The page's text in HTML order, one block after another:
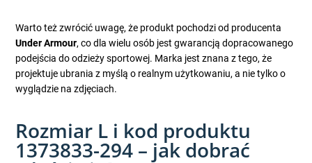
Warto też zwrócić uwagę, że produkt pochodzi od producenta
Under Armour, co dla wielu osób jest gwarancją dopracowanego
podejścia do odzieży sportowej. Marka jest znana z tego, że
projektuje ubrania z myślą o realnym użytkowaniu, a nie tylko o
wyglądzie na zdjęciach.
Rozmiar L i kod produktu
1373833-294 – jak dobrać